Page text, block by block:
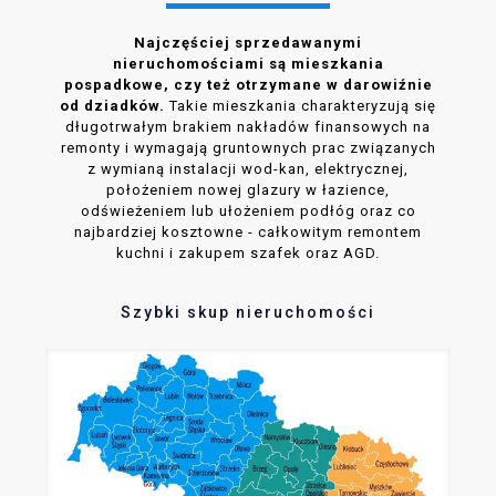
Najczęściej sprzedawanymi
nieruchomościami są mieszkania
pospadkowe, czy też otrzymane w darowiźnie
od dziadków. Takie mieszkania charakteryzują się
długotrwałym brakiem nakładów finansowych na
remonty i wymagają gruntownych prac związanych
z wymianą instalacji wod-kan, elektrycznej,
położeniem nowej glazury w łazience,
odświeżeniem lub ułożeniem podłóg oraz co
najbardziej kosztowne - całkowitym remontem
kuchni i zakupem szafek oraz AGD.
Szybki skup nieruchomości